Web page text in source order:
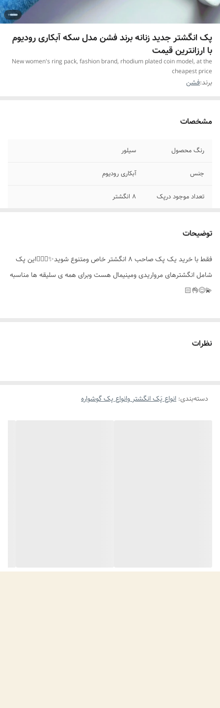
پک انگشتر جدید زنانه برند فشن مدل سکه آبکاری رودیوم
با ارزانترین قیمت
New women's ring pack, fashion brand, rhodium plated coin model, at the
cheapest price
برند:فشن
مشخصات
رنگ محصول سیلور
جنس آبکاری رودیوم
تعداد موجود درپک ۸ انگشتر
توضیحات
فقط با خرید یک پک صاحب ۸ انگشتر خاص ومتنوع شوید✨️👌🏻😎این پک
شامل انگشترهای مرواریدی ومینیمال هست وبرای همه ی سلیقه ها مناسبه
💫😊👌🏻
نظرات
دسته‌بندی: انواع پَک انگشتر وانواع پک گوشواره